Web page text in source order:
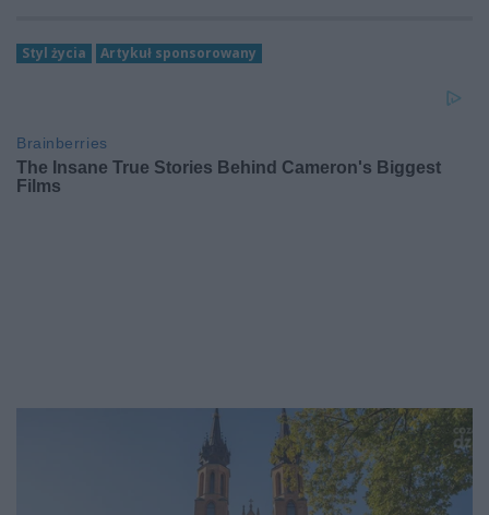
Styl życia Artykuł sponsorowany